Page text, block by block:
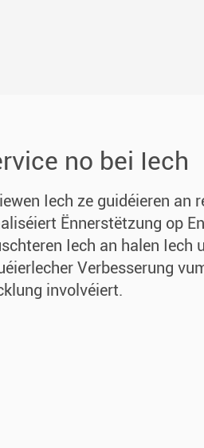
no bei Iech
Iech ze guidéieren an
Ënnerstëtzung op
Iech an halen Iech
Verbesserung
involvéiert.